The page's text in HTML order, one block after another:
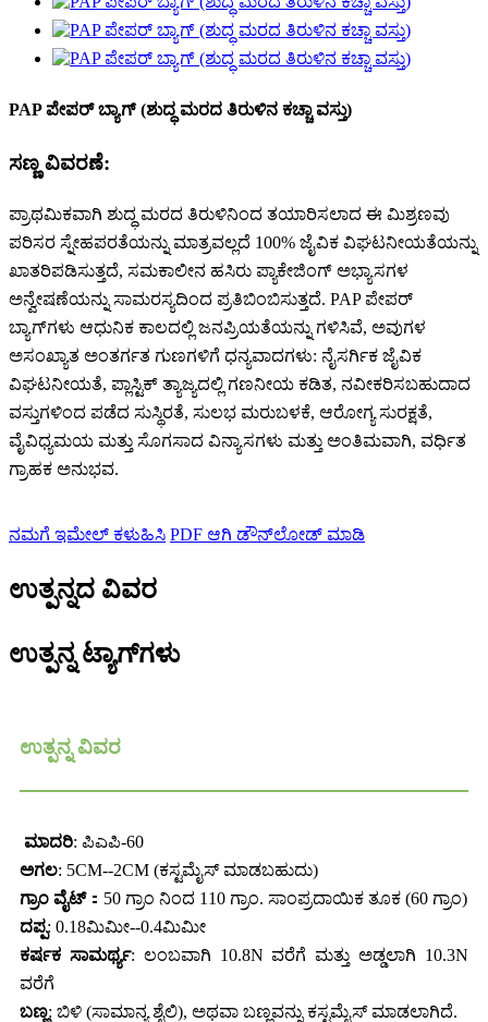
PAP ಪೇಪರ್ ಬ್ಯಾಗ್ (ಶುದ್ಧ ಮರದ ತಿರುಳಿನ ಕಚ್ಚಾ ವಸ್ತು)
ಸಣ್ಣ ವಿವರಣೆ:
ಪ್ರಾಥಮಿಕವಾಗಿ ಶುದ್ಧ ಮರದ ತಿರುಳಿನಿಂದ ತಯಾರಿಸಲಾದ ಈ ಮಿಶ್ರಣವು
ಪರಿಸರ ಸ್ನೇಹಪರತೆಯನ್ನು ಮಾತ್ರವಲ್ಲದೆ 100% ಜೈವಿಕ ವಿಘಟನೀಯತೆಯನ್ನು
ಖಾತರಿಪಡಿಸುತ್ತದೆ, ಸಮಕಾಲೀನ ಹಸಿರು ಪ್ಯಾಕೇಜಿಂಗ್ ಅಭ್ಯಾಸಗಳ
ಅನ್ವೇಷಣೆಯನ್ನು ಸಾಮರಸ್ಯದಿಂದ ಪ್ರತಿಬಿಂಬಿಸುತ್ತದೆ. PAP ಪೇಪರ್
ಬ್ಯಾಗ್‌ಗಳು ಆಧುನಿಕ ಕಾಲದಲ್ಲಿ ಜನಪ್ರಿಯತೆಯನ್ನು ಗಳಿಸಿವೆ, ಅವುಗಳ
ಅಸಂಖ್ಯಾತ ಅಂತರ್ಗತ ಗುಣಗಳಿಗೆ ಧನ್ಯವಾದಗಳು: ನೈಸರ್ಗಿಕ ಜೈವಿಕ
ವಿಘಟನೀಯತೆ, ಪ್ಲಾಸ್ಟಿಕ್ ತ್ಯಾಜ್ಯದಲ್ಲಿ ಗಣನೀಯ ಕಡಿತ, ನವೀಕರಿಸಬಹುದಾದ
ವಸ್ತುಗಳಿಂದ ಪಡೆದ ಸುಸ್ಥಿರತೆ, ಸುಲಭ ಮರುಬಳಕೆ, ಆರೋಗ್ಯ ಸುರಕ್ಷತೆ,
ವೈವಿಧ್ಯಮಯ ಮತ್ತು ಸೊಗಸಾದ ವಿನ್ಯಾಸಗಳು ಮತ್ತು ಅಂತಿಮವಾಗಿ, ವರ್ಧಿತ
ಗ್ರಾಹಕ ಅನುಭವ.
ನಮಗೆ ಇಮೇಲ್ ಕಳುಹಿಸಿ PDF ಆಗಿ ಡೌನ್‌ಲೋಡ್ ಮಾಡಿ
ಉತ್ಪನ್ನದ ವಿವರ
ಉತ್ಪನ್ನ ಟ್ಯಾಗ್‌ಗಳು
ಉತ್ಪನ್ನ ವಿವರ
ಮಾದರಿ: ಪಿಎಪಿ-60
ಅಗಲ: 5CM--2CM (ಕಸ್ಟಮೈಸ್ ಮಾಡಬಹುದು)
ಗ್ರಾಂ ವೈಟ್：50 ಗ್ರಾಂ ನಿಂದ 110 ಗ್ರಾಂ. ಸಾಂಪ್ರದಾಯಿಕ ತೂಕ (60 ಗ್ರಾಂ)
ದಪ್ಪ: 0.18ಮಿಮೀ--0.4ಮಿಮೀ
ಕರ್ಷಕ ಸಾಮರ್ಥ್ಯ: ಲಂಬವಾಗಿ 10.8N ವರೆಗೆ ಮತ್ತು ಅಡ್ಡಲಾಗಿ 10.3N
ವರೆಗೆ
ಬಣ್ಣ: ಬಿಳಿ (ಸಾಮಾನ್ಯ ಶೈಲಿ), ಅಥವಾ ಬಣ್ಣವನ್ನು ಕಸ್ಟಮೈಸ್ ಮಾಡಲಾಗಿದೆ.